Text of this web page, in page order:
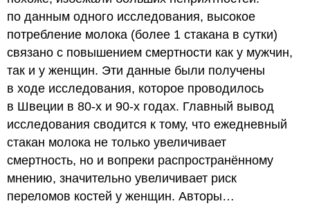
по данным одного исследования, высокое
потребление молока (более 1 стакана в сутки)
связано с повышением смертности как у мужчин,
так и у женщин. Эти данные были получены
в ходе исследования, которое проводилось
в Швеции в 80-х и 90-х годах. Главный вывод
исследования сводится к тому, что ежедневный
стакан молока не только увеличивает
смертность, но и вопреки распространённому
мнению, значительно увеличивает риск
переломов костей у женщин. Авторы…